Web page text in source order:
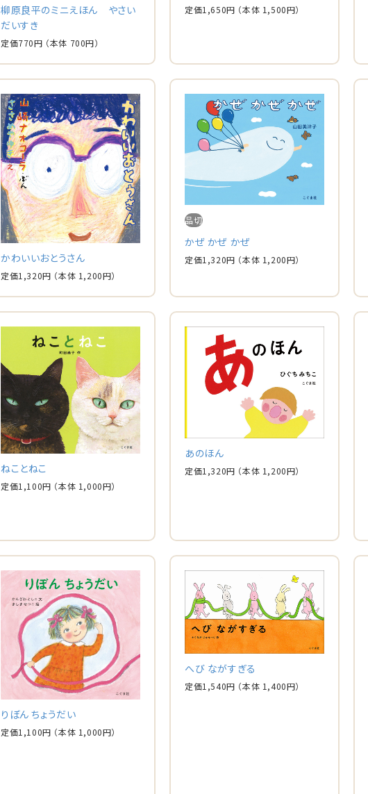
柳原良平のミニえほん やさい
だいすき
定価770円 （本体 700円）
定価1,650円 （本体 1,500円）
かわいいおとうさん
定価1,320円 （本体 1,200円）
品切
かぜ かぜ かぜ
定価1,320円 （本体 1,200円）
ねことねこ
定価1,100円 （本体 1,000円）
あのほん
定価1,320円 （本体 1,200円）
りぼん ちょうだい
定価1,100円 （本体 1,000円）
へび ながすぎる
定価1,540円 （本体 1,400円）